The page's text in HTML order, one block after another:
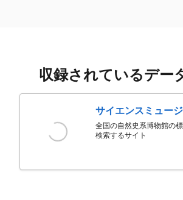
収録されているデー
サイエンスミュー
全国の自然史系博物館の
検索するサイト